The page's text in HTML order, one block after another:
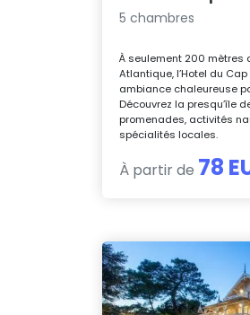
5 chambres
À seulement 200 mètres
Atlantique, l’Hotel du
ambiance chaleureuse
Découvrez la presqu’île
promenades, activités
spécialités locales.
À partir de 78